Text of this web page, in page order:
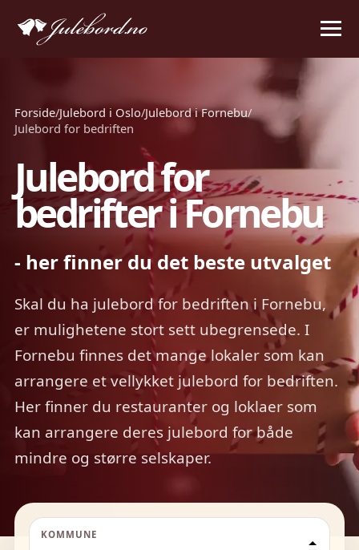
Forside/Julebord i Oslo/Julebord i Fornebu/
Julebord for bedriften
Julebord for
bedrifter i Fornebu
- her finner du det beste utvalget
Skal du ha julebord for bedriften i Fornebu,
er mulighetene stort sett ubegrensede. I
Fornebu finnes det mange lokaler som kan
arrangere et vellykket julebord for bedriften.
Her finner du restauranter og loklaer som
kan arrangere deres julebord for både
mindre og større selskaper.
KOMMUNE